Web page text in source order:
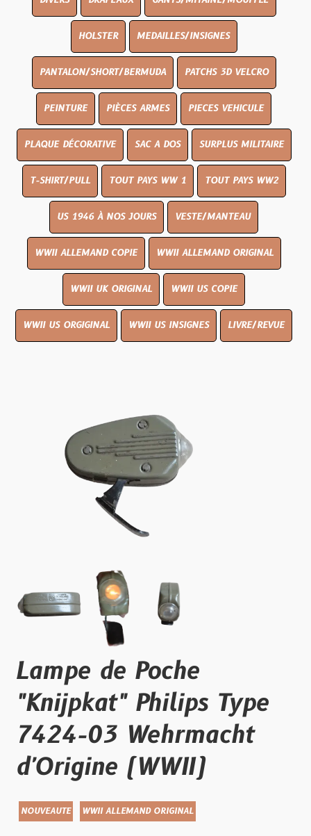
HOLSTER MEDAILLES/INSIGNES
PANTALON/SHORT/BERMUDA PATCHS 3D VELCRO
PEINTURE PIÈCES ARMES PIECES VEHICULE
PLAQUE DÉCORATIVE SAC A DOS SURPLUS MILITAIRE
T-SHIRT/PULL TOUT PAYS WW 1 TOUT PAYS WW2
US 1946 À NOS JOURS VESTE/MANTEAU
WWII ALLEMAND COPIE WWII ALLEMAND ORIGINAL
WWII UK ORIGINAL WWII US COPIE
WWII US ORGIGINAL WWII US INSIGNES LIVRE/REVUE
Lampe de Poche
"Knijpkat" Philips Type
7424-03 Wehrmacht
d'Origine (WWII)
NOUVEAUTE WWII ALLEMAND ORIGINAL